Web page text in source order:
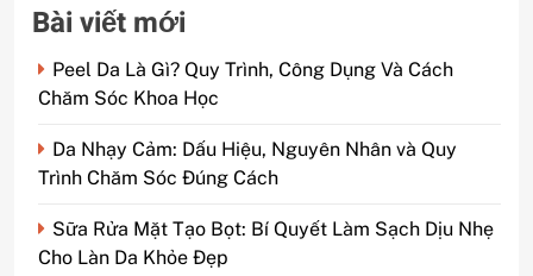
Bài viết mới
Peel Da Là Gì? Quy Trình, Công Dụng Và Cách
Chăm Sóc Khoa Học
Da Nhạy Cảm: Dấu Hiệu, Nguyên Nhân và Quy
Trình Chăm Sóc Đúng Cách
Sữa Rửa Mặt Tạo Bọt: Bí Quyết Làm Sạch Dịu Nhẹ
Cho Làn Da Khỏe Đẹp